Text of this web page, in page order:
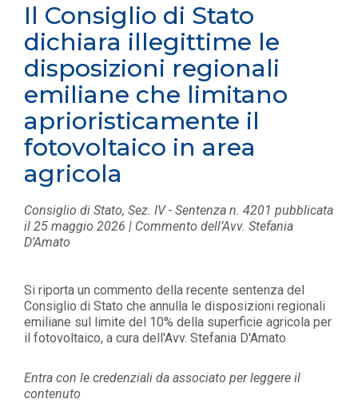
Il Consiglio di Stato
dichiara illegittime le
disposizioni regionali
emiliane che limitano
aprioristicamente il
fotovoltaico in area
agricola
Consiglio di Stato, Sez. IV - Sentenza n. 4201 pubblicata
il 25 maggio 2026 | Commento dell’Avv. Stefania
D’Amato
Si riporta un commento della recente sentenza del
Consiglio di Stato che annulla le disposizioni regionali
emiliane sul limite del 10% della superficie agricola per
il fotovoltaico, a cura dell'Avv. Stefania D'Amato
Entra con le credenziali da associato per leggere il
contenuto